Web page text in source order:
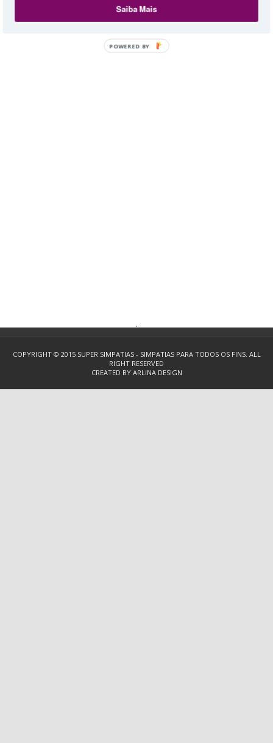
.
COPYRIGHT © 2015 SUPER SIMPATIAS - SIMPATIAS PARA TODOS OS FINS. ALL
RIGHT RESERVED
CREATED BY ARLINA DESIGN
Saiba Mais
POWERED BY